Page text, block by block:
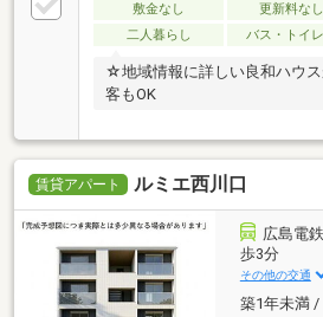
敷金なし 更新料なし
二人暮らし
バス・トイ
☆地域情報に詳しい良和ハウス
客もOK
賃貸アパート ルミエ西川口
広島電
歩3分
その他の交通
築1年未満 /